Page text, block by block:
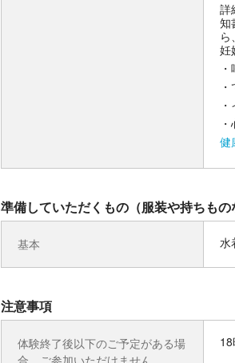
詳
知
妊
健
準備していただくもの（服装や持ちもの
基本 水
注意事項
体験終了後以下のご予定がある場
合、ご参加いただけません。